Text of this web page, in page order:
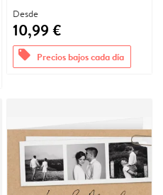
Desde
10,99 €
offers Precios bajos cada día